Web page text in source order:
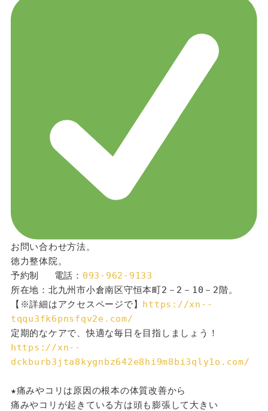
お問い合わせ方法。
徳力整体院。
予約制 　電話： 093-962-9133
所在地：北九州市小倉南区守恒本町2－2－10－2階。
【※詳細はアクセスページで】 https://xn--
tqqu3fk6pnsfqv2e.com/
定期的なケアで、快適な毎日を目指しましょう！
https://xn--
dckburb3jta8kygnbz642e8hi9m8bi3qly1o.com/
★痛みやコリは原因の根本の体質改善から
痛みやコリが起きている方は頭も膨張して大きい